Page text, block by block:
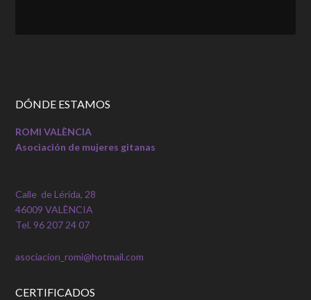
DÓNDE ESTAMOS
ROMI VALÈNCIA
Asociación de mujeres gitanas
Calle de Lérida, 28
46009 VALÈNCIA
Tel. 96 207 24 07
asociacion_romi@hotmail.com
CERTIFICADOS